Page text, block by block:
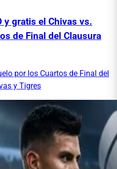
y gratis el Chivas vs.
de Final del Clausura
por los Cuartos de Final del
y Tigres